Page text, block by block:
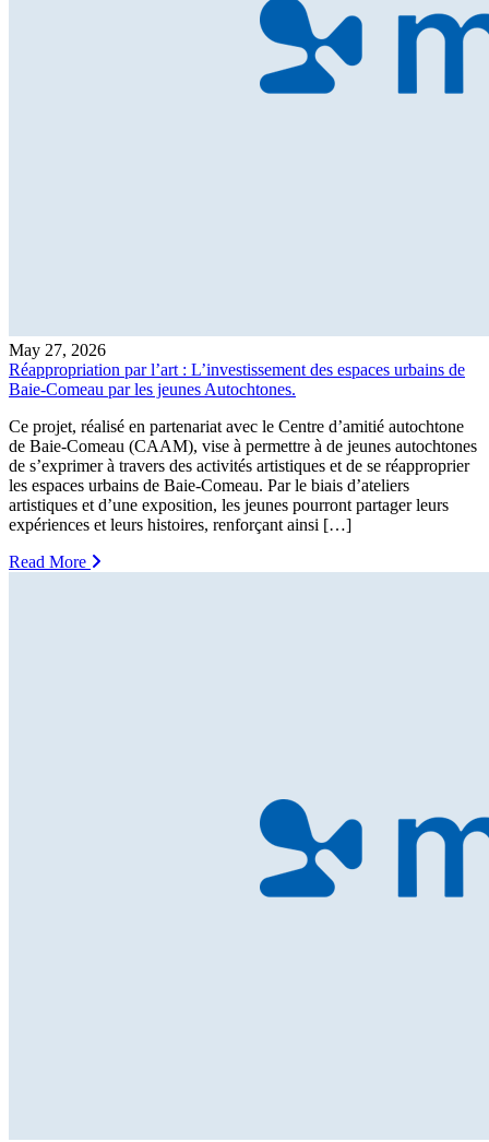
May 27, 2026
Réappropriation par l’art : L’investissement des espaces urbains de
Baie-Comeau par les jeunes Autochtones.
Ce projet, réalisé en partenariat avec le Centre d’amitié autochtone
de Baie-Comeau (CAAM), vise à permettre à de jeunes autochtones
de s’exprimer à travers des activités artistiques et de se réapproprier
les espaces urbains de Baie-Comeau. Par le biais d’ateliers
artistiques et d’une exposition, les jeunes pourront partager leurs
expériences et leurs histoires, renforçant ainsi […]
Read More